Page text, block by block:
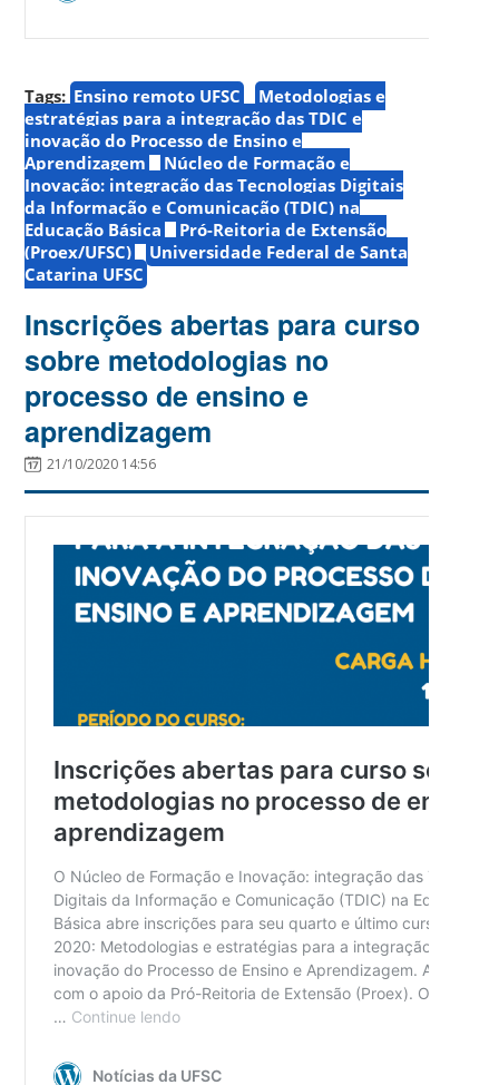
Tags: Ensino remoto UFSC
Metodologias e
estratégias para a integração das TDIC e
inovação do Processo de Ensino e
Aprendizagem
Núcleo de Formação e
Inovação: integração das Tecnologias Digitais
da Informação e Comunicação (TDIC) na
Educação Básica
Pró-Reitoria de Extensão
(Proex/UFSC)
Universidade Federal de Santa
Catarina UFSC
Inscrições abertas para curso
sobre metodologias no
processo de ensino e
aprendizagem
21/10/2020 14:56